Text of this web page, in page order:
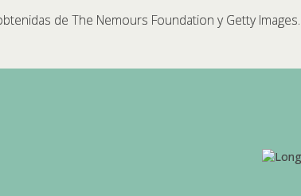
de The Nemours Foundation y Getty Images.